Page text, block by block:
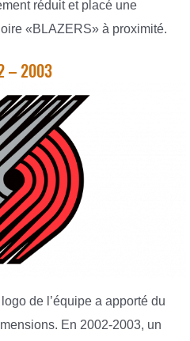
réduit et placé une
«BLAZERS» à proximité.
– 2003
de l’équipe a apporté du
En 2002-2003, un